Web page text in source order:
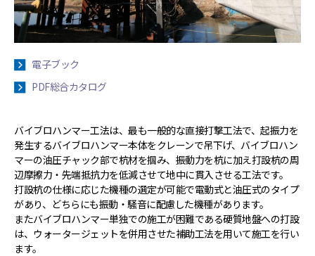
電子ブック
PDF総合カタログ
バイブロハンマー工法は、最も一般的な直接打撃工法で、起振力を
発生するバイブロハンマー本体をクレーンで吊下げ、バイブロハン
マーの油圧チャック部で杭材を掴み、振動力を杭に加え打設杭の周
辺摩擦力・先端抵抗力を低減させて地中に貫入させる工法です。
打設杭の仕様に応じた機種の選定が可能で電動式と油圧式のタイプ
があり、どちらにも振動・騒音に配慮した機種があります。
またバイブロハンマー単独での施工が困難である硬質地盤への打設
は、ウォータージェットを併用させた補助工法を用いて施工を行い
ます。